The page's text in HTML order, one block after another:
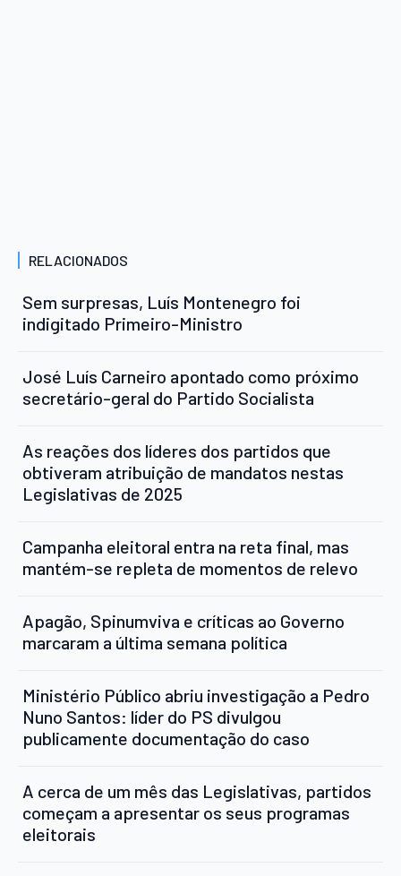
RELACIONADOS
Sem surpresas, Luís Montenegro foi
indigitado Primeiro-Ministro
José Luís Carneiro apontado como próximo
secretário-geral do Partido Socialista
As reações dos líderes dos partidos que
obtiveram atribuição de mandatos nestas
Legislativas de 2025
Campanha eleitoral entra na reta final, mas
mantém-se repleta de momentos de relevo
Apagão, Spinumviva e críticas ao Governo
marcaram a última semana política
Ministério Público abriu investigação a Pedro
Nuno Santos: líder do PS divulgou
publicamente documentação do caso
A cerca de um mês das Legislativas, partidos
começam a apresentar os seus programas
eleitorais